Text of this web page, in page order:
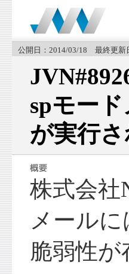
公開日：2014/03/18 最終更新
spモー
が実行
株式会社
メール
脆弱性が